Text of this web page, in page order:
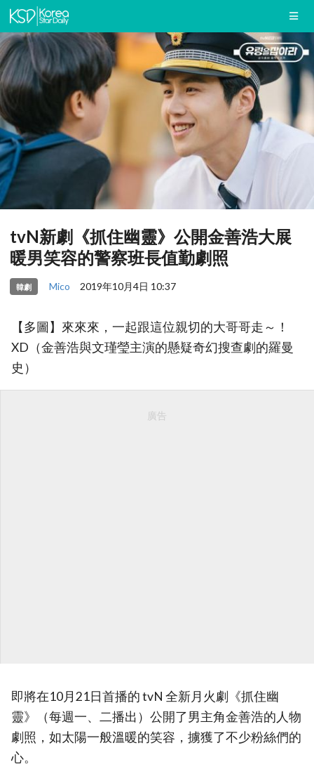
tvN新劇《抓住幽靈》公開金善浩大展
暖男笑容的警察班長值勤劇照
韓劇 Mico 2019年10月4日 10:37
【多圖】來來來，一起跟這位親切的大哥哥走～！
XD（金善浩與文瑾瑩主演的懸疑奇幻搜查劇的羅曼
史）
廣告
即將在10月21日首播的 tvN 全新月火劇《抓住幽
靈》（每週一、二播出）公開了男主角金善浩的人物
劇照，如太陽一般溫暖的笑容，擄獲了不少粉絲們的
心。